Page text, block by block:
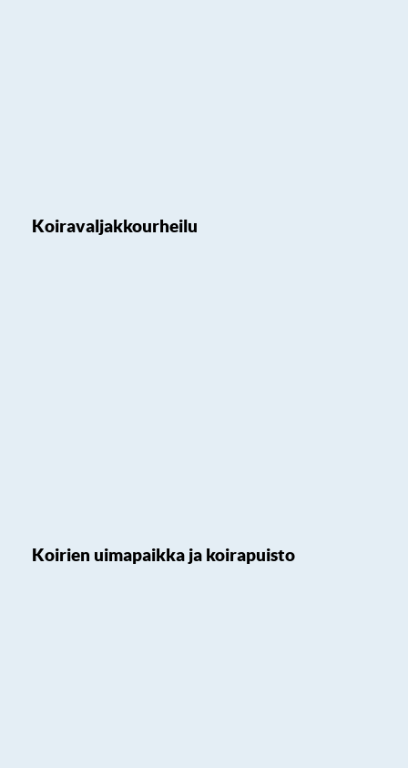
Koiravaljakkourheilu
Koirien uimapaikka ja koirapuisto